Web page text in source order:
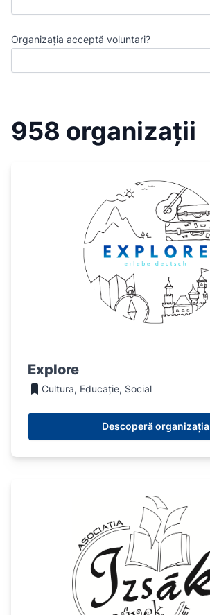
Organizația acceptă voluntari?
958 organizații
Explore
Cultura, Educație, Social
Descoperă organizația